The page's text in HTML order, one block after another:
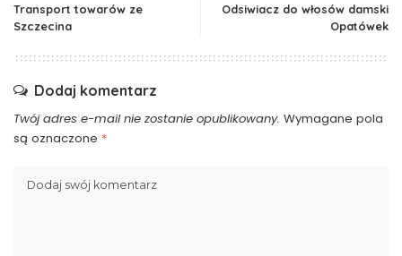
Transport towarów ze
Szczecina
Odsiwiacz do włosów damski
Opatówek
Dodaj komentarz
Twój adres e-mail nie zostanie opublikowany. Wymagane pola
są oznaczone *